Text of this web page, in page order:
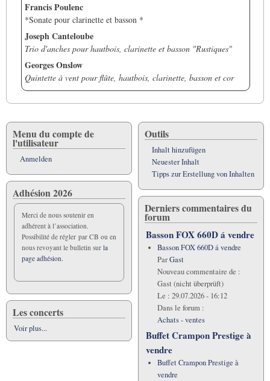
Francis Poulenc
*Sonate pour clarinette et basson *
Joseph Canteloube
Trio d'anches pour hautbois, clarinette et basson "Rustiques"
Georges Onslow
Quintette à vent pour flûte, hautbois, clarinette, basson et cor
Menu du compte de
l'utilisateur
Anmelden
Adhésion 2026
Merci de nous soutenir en
adhérent à l’association.
Possibilité de régler par CB ou en
nous revoyant le bulletin sur la
page adhésion.
Les concerts
Voir plus...
Outils
Inhalt hinzufügen
Neuester Inhalt
Tipps zur Erstellung von Inhalten
Derniers commentaires du
forum
Basson FOX 660D á vendre
Basson FOX 660D á vendre
ParGast
Nouveau commentaire de :
Gast (nicht überprüft)
Le : 29.07.2026 - 16:12
Dans le forum :
Achats - ventes
Buffet Crampon Prestige à
vendre
Buffet Crampon Prestige à
vendre